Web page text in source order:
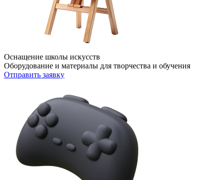
Оснащение школы искусств
Оборудование и материалы для творчества и обучения
Отправить заявку